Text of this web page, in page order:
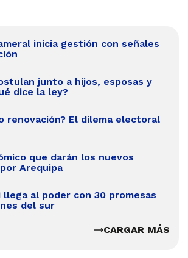
inicia gestión con señales
junto a hijos, esposas y
dice la ley?
renovación? El dilema electoral
que darán los nuevos
Arequipa
llega al poder con 30 promesas
del sur
CARGAR MÁS